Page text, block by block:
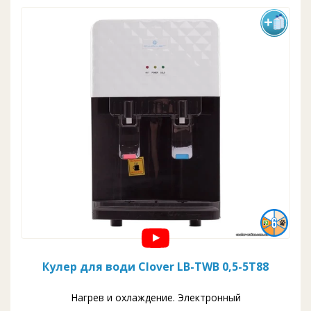
Кулер для води Clover LB-TWB 0,5-5T88
Нагрев и охлаждение. Электронный